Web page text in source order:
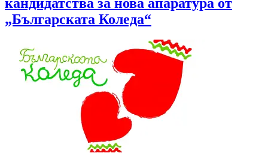
кандидатства за нова апаратура от
„Българската Коледа“